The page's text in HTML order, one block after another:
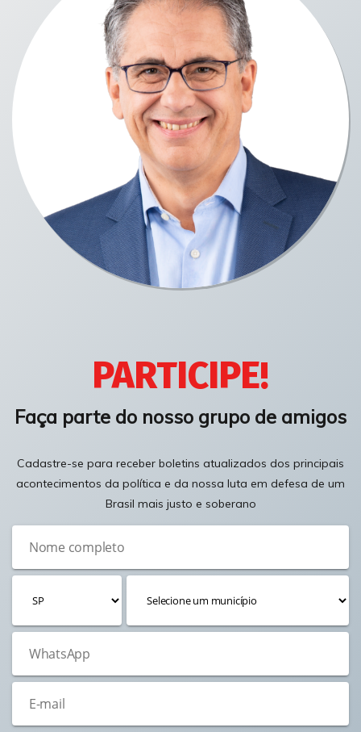
PARTICIPE!
Faça parte do nosso grupo de amigos
Cadastre-se para receber boletins atualizados dos principais
acontecimentos da política e da nossa luta em defesa de um
Brasil mais justo e soberano